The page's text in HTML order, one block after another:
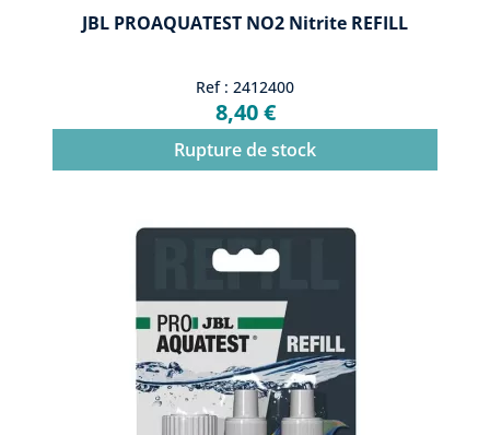
JBL PROAQUATEST NO2 Nitrite REFILL
Ref : 2412400
8,40 €
Rupture de stock